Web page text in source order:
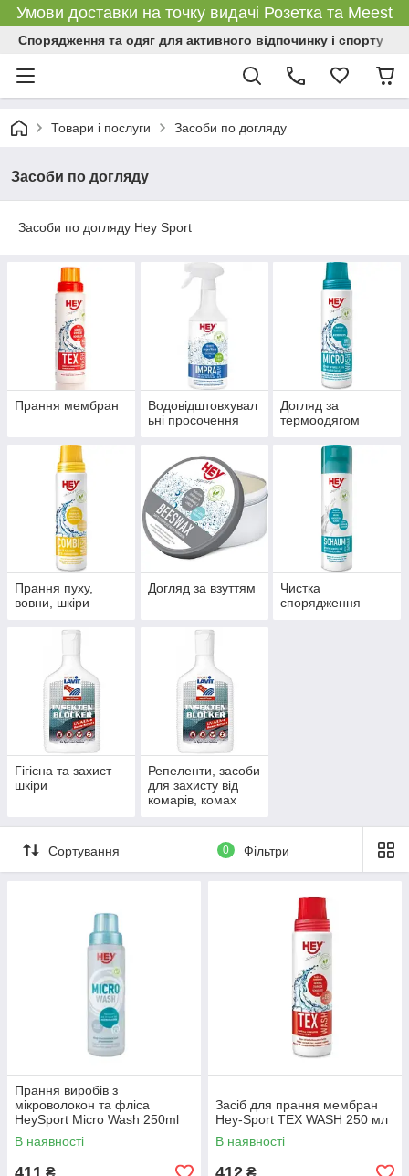
Умови доставки на точку видачі Розетка та Meest
Спорядження та одяг для активного відпочинку і спорту
Товари і послуги Засоби по догляду
Засоби по догляду
Засоби по догляду Hey Sport
Прання мембран
Водовідштовхувал
ьні просочення
Догляд за
термоодягом
Прання пуху,
вовни, шкіри
Догляд за взуттям
Чистка
спорядження
Гігієна та захист
шкіри
Репеленти, засоби
для захисту від
комарів, комах
Сортування 0 Фільтри
Прання виробів з
мікроволокон та фліса
HeySport Micro Wash 250ml
(20742000)
В наявності
₴
Засіб для прання мембран
Hey-Sport TEX WASH 250 мл
В наявності
₴